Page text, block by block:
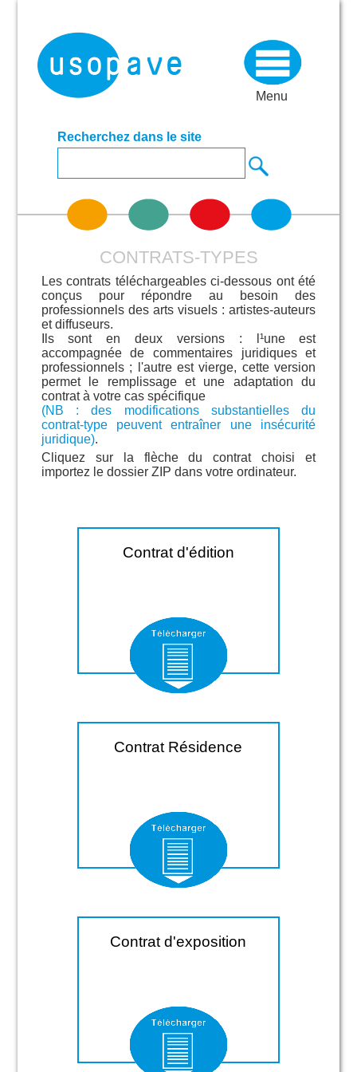
Menu
Recherchez dans le site
CONTRATS-TYPES
Les contrats téléchargeables ci-dessous ont été
conçus pour répondre au besoin des
professionnels des arts visuels : artistes-auteurs
et diffuseurs.
Ils sont en deux versions : l¹une est
accompagnée de commentaires juridiques et
professionnels ; l'autre est vierge, cette version
permet le remplissage et une adaptation du
contrat à votre cas spécifique
(NB : des modifications substantielles du
contrat-type peuvent entraîner une insécurité
juridique).
Cliquez sur la flèche du contrat choisi et
importez le dossier ZIP dans votre ordinateur.
Contrat d'édition
Contrat Résidence
Contrat d'exposition